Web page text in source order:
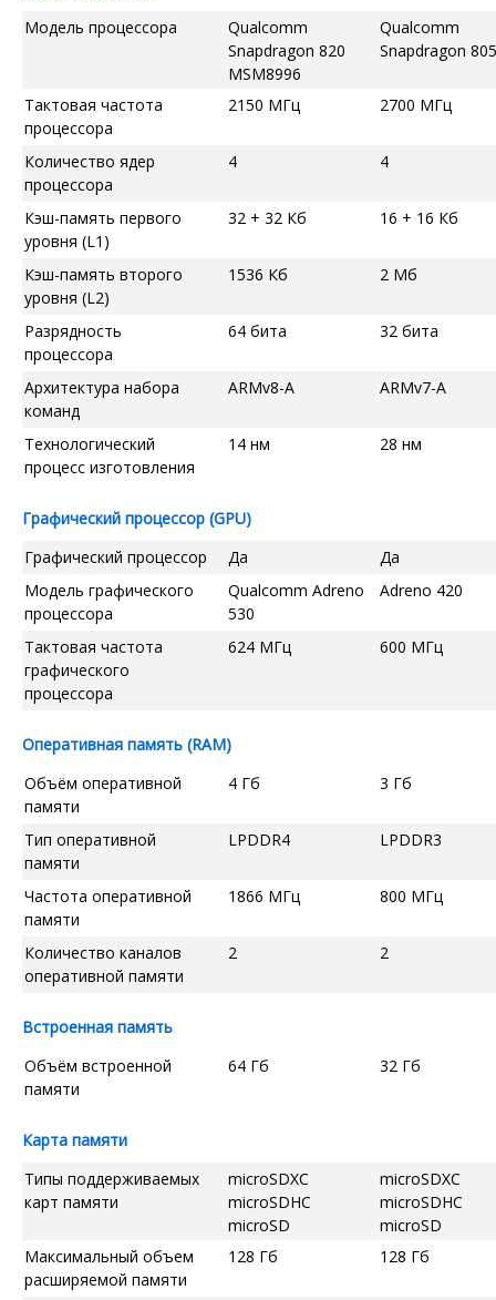
Модель процессора
Qualcomm
Snapdragon 820
MSM8996
Qualcomm
Snapdragon 805
Тактовая частота
процессора
2150 МГц 2700 МГц
Количество ядер
процессора
4 4
Кэш-память первого
уровня (L1)
32 + 32 Кб 16 + 16 Кб
Кэш-память второго
уровня (L2)
1536 Кб 2 Мб
Разрядность
процессора
64 бита 32 бита
Архитектура набора
команд
ARMv8-A ARMv7-A
Технологический
процесс изготовления
14 нм 28 нм
Графический процессор (GPU)
Графический процессор
Да
Да
Модель графического
процессора
Qualcomm Adreno
530
Adreno 420
Тактовая частота
графического
процессора
624 МГц 600 МГц
Оперативная память (RAM)
Объём оперативной
памяти
4 Гб 3 Гб
Тип оперативной
памяти
LPDDR4 LPDDR3
Частота оперативной
памяти
1866 МГц 800 МГц
Количество каналов
оперативной памяти
2 2
Встроенная память
Объём встроенной
памяти
64 Гб 32 Гб
Карта памяти
Типы поддерживаемых
карт памяти
microSDXC
microSDHC
microSD
microSDXC
microSDHC
microSD
Максимальный объем
расширяемой памяти
128 Гб 128 Гб